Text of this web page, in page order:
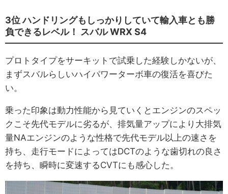
3位 ハンドリングもしっかりしていて輸入車とも勝
負できるレベル！ スバル WRX S4
プロトタイプをサーキットで試乗した経験しかないが、
まずスバルらしいハイパワーターボ車の復活を喜びた
い。
乗った印象は動力性能から見ていくとエンジンのスペッ
クこそ先代モデルに劣るが、排気量アップにより大排気
量NAエンジンのような性格で先代モデル以上の速さを
持ち、走行モードによってはDCTのような歯切れの良さ
を持ち、瞬時に変速するCVTにも感心した。